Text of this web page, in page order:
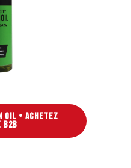
OIL • ACHETEZ
B2B